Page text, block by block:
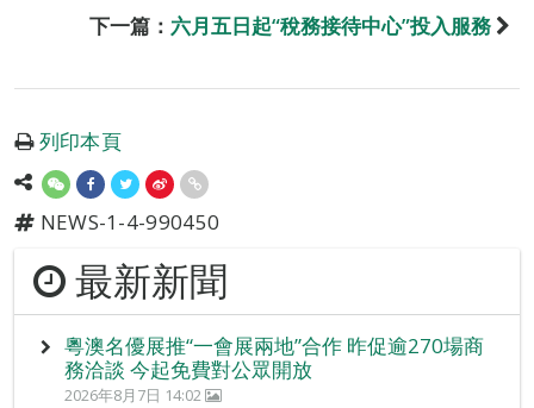
下一篇： 六月五日起“稅務接待中心”投入服務
列印本頁
NEWS-1-4-990450
最新新聞
粵澳名優展推“一會展兩地”合作 昨促逾270場商
務洽談 今起免費對公眾開放
2026年8月7日 14:02